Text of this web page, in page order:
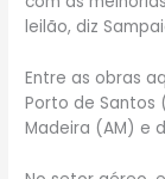
leilão, diz
Entre as obras
Porto de Santos
Madeira (AM) e